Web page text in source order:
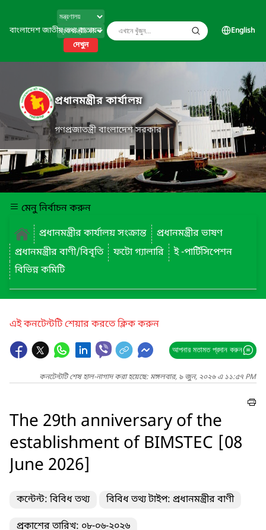
বাংলাদেশ জাতীয় তথ্য বাতায়ন
দেখুন
English
প্রধানমন্ত্রীর কার্যালয়
গণপ্রজাতন্ত্রী বাংলাদেশ সরকার
মেনু নির্বাচন করুন
প্রধানমন্ত্রীর কার্যালয় সংক্রান্ত
প্রধানমন্ত্রীর ভাষণ
প্রধানমন্ত্রীর বাণী/বিবৃতি
ফটো গ্যালারি
ই -পার্টিসিপেশন
বিভিন্ন কমিটি
এই কনটেন্টটি শেয়ার করতে ক্লিক করুন
আপনার মতামত প্রদান করুন
কনটেন্টটি শেষ হাল-নাগাদ করা হয়েছে: মঙ্গলবার, ৯ জুন, ২০২৬ এ ১১:৫৭ PM
The 29th anniversary of the
establishment of BIMSTEC [08
June 2026]
কন্টেন্ট: বিবিধ তথ্য বিবিধ তথ্য টাইপ: প্রধানমন্ত্রীর বাণী
প্রকাশের তারিখ: ০৮-০৬-২০২৬